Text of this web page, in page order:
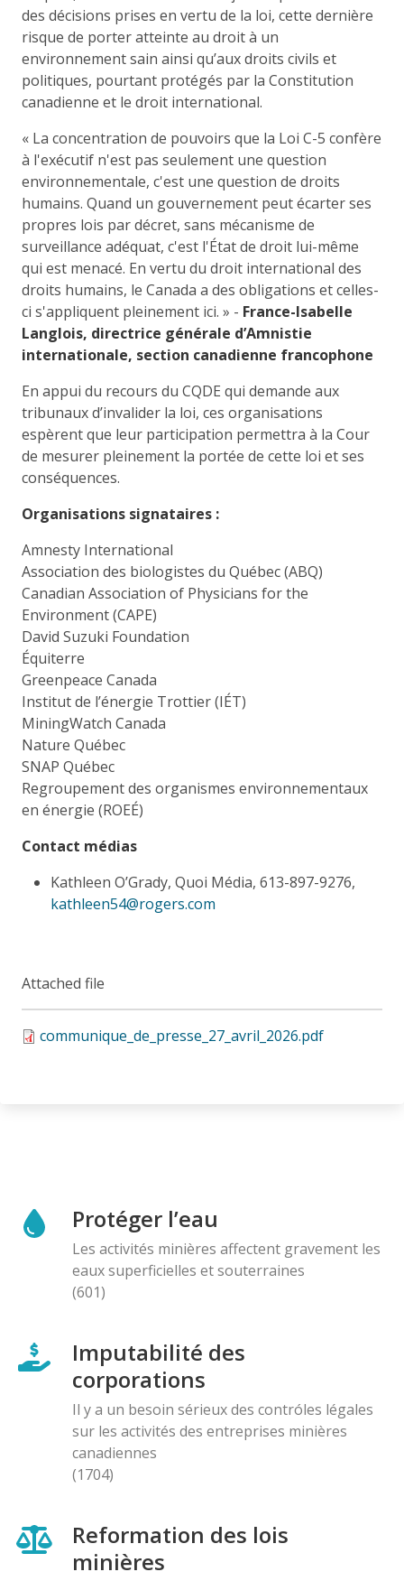
des décisions prises en vertu de la loi, cette dernière
risque de porter atteinte au droit à un
environnement sain ainsi qu’aux droits civils et
politiques, pourtant protégés par la Constitution
canadienne et le droit international.
« La concentration de pouvoirs que la Loi C-5 confère
à l'exécutif n'est pas seulement une question
environnementale, c'est une question de droits
humains. Quand un gouvernement peut écarter ses
propres lois par décret, sans mécanisme de
surveillance adéquat, c'est l'État de droit lui-même
qui est menacé. En vertu du droit international des
droits humains, le Canada a des obligations et celles-
ci s'appliquent pleinement ici. » - France-Isabelle
Langlois, directrice générale d’Amnistie
internationale, section canadienne francophone
En appui du recours du CQDE qui demande aux
tribunaux d’invalider la loi, ces organisations
espèrent que leur participation permettra à la Cour
de mesurer pleinement la portée de cette loi et ses
conséquences.
Organisations signataires :
Amnesty International
Association des biologistes du Québec (ABQ)
Canadian Association of Physicians for the
Environment (CAPE)
David Suzuki Foundation
Équiterre
Greenpeace Canada
Institut de l’énergie Trottier (IÉT)
MiningWatch Canada
Nature Québec
SNAP Québec
Regroupement des organismes environnementaux
en énergie (ROEÉ)
Contact médias
Kathleen O’Grady, Quoi Média, 613-897-9276,
kathleen54@rogers.com
Attached file
communique_de_presse_27_avril_2026.pdf
Protéger l’eau
Les activités minières affectent gravement les
eaux superficielles et souterraines
(601)
Imputabilité des
corporations
Il y a un besoin sérieux des contróles légales
sur les activités des entreprises minières
canadiennes
(1704)
Reformation des lois
minières